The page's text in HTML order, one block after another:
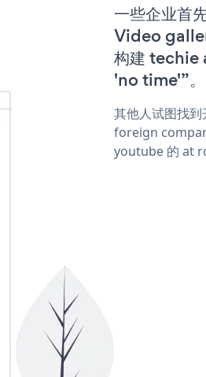
一些企业首
Video
构建
'no time'”。
其他人试图找
foreign
youtube 的 at